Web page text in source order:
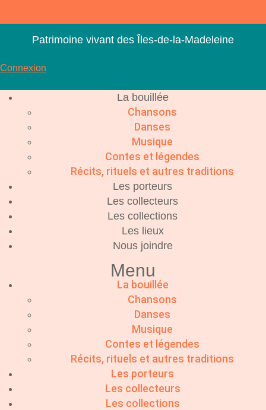
contenu
Patrimoine vivant des Îles-de-la-Madeleine
Connexion
La bouillée
Chansons
Danses
Musique
Contes et légendes
Récits, rituels et autres traditions
Les porteurs
Les collecteurs
Les collections
Les lieux
Nous joindre
Menu
La bouillée
Chansons
Danses
Musique
Contes et légendes
Récits, rituels et autres traditions
Les porteurs
Les collecteurs
Les collections